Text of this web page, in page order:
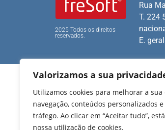
Valorizamos a sua
Utilizamos cookies para melhorar a
navegação, conteúdos personalizados
tráfego. Ao clicar em “Aceitar tudo”,
nossa utilização de cookies.
2025 Todos os direitos
reservados.
Rua
T. 224
E.